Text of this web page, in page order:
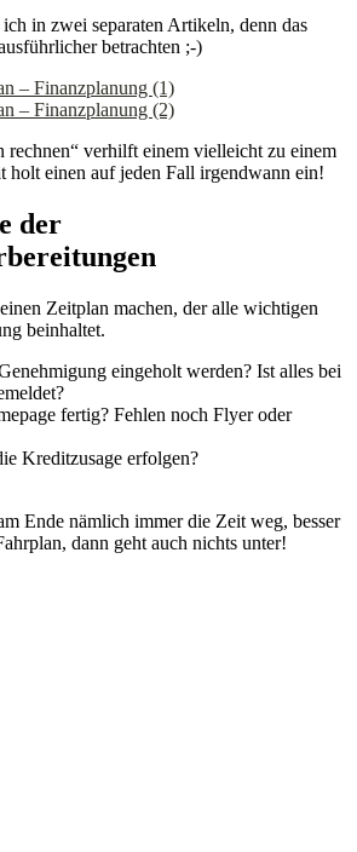
in zwei separaten Artikeln, denn das
betrachten ;-)
– Finanzplanung (1)
– Finanzplanung (2)
rechnen“ verhilft einem vielleicht zu einem
holt einen auf jeden Fall irgendwann ein!
der
Zeitplan machen, der alle wichtigen
beinhaltet.
eingeholt werden? Ist alles bei
fertig? Fehlen noch Flyer oder
Kreditzusage erfolgen?
Ende nämlich immer die Zeit weg, besser
dann geht auch nichts unter!